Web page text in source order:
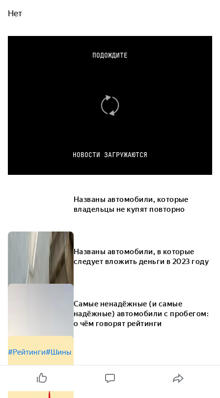
Нет
ПОДОЖДИТЕ
НОВОСТИ ЗАГРУЖАЮТСЯ
Названы автомобили, которые
владельцы не купят повторно
Названы автомобили, в которые
следует вложить деньги в 2023 году
Самые ненадёжные (и самые
надёжные) автомобили с пробегом:
о чём говорят рейтинги
#Рейтинги#Шины